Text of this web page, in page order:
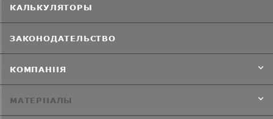
КАЛЬКУЛЯТОРЫ
ЗАКОНОДАТЕЛЬСТВО
КОМПАНИЯ
МАТЕРИАЛЫ